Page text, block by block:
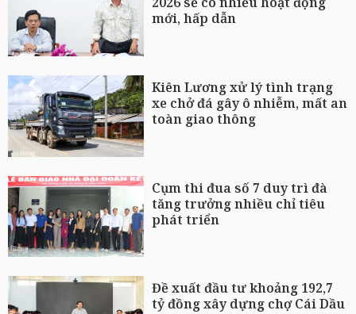
mới, hấp dẫn
Kiên Lương xử lý tình trạng
xe chở đá gây ô nhiễm, mất an
toàn giao thông
Cụm thi đua số 7 duy trì đà
tăng trưởng nhiều chỉ tiêu
phát triển
Đề xuất đầu tư khoảng 192,7
tỷ đồng xây dựng chợ Cái Dầu